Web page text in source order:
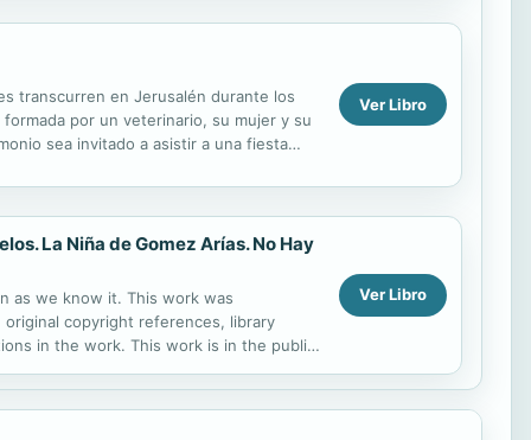
transcurren en Jerusalén durante los
por un veterinario, su mujer y su
sea invitado a asistir a una fiesta
Ver Libro
La Niña de Gomez Arías. No Hay
as we know it. This work was
copyright references, library
in the work. This work is in the public
Ver Libro